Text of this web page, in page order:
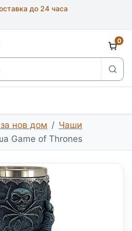
до 24 часа
0
нов дом
Чаши
Game of Thrones